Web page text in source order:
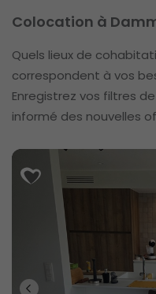
Se
Colocation à
Quels lieux de
correspondent à vos
Enregistrez vos filtres
informé des nouvelles